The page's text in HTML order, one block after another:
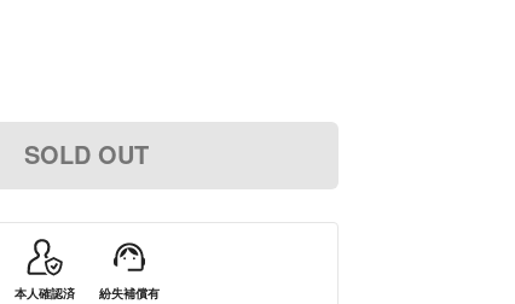
SOLD OUT
本人確認済 紛失補償有